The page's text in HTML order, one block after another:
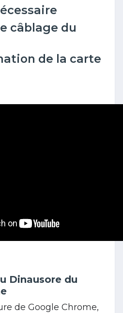
câblage du
de la carte
Dinausore du
de Google Chrome,